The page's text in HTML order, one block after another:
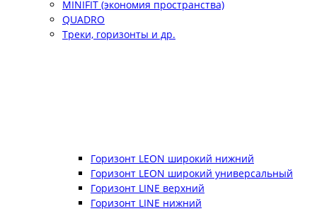
MINIFIT (экономия пространства)
QUADRO
Треки, горизонты и др.
Горизонт LEON широкий нижний
Горизонт LEON широкий универсальный
Горизонт LINE верхний
Горизонт LINE нижний